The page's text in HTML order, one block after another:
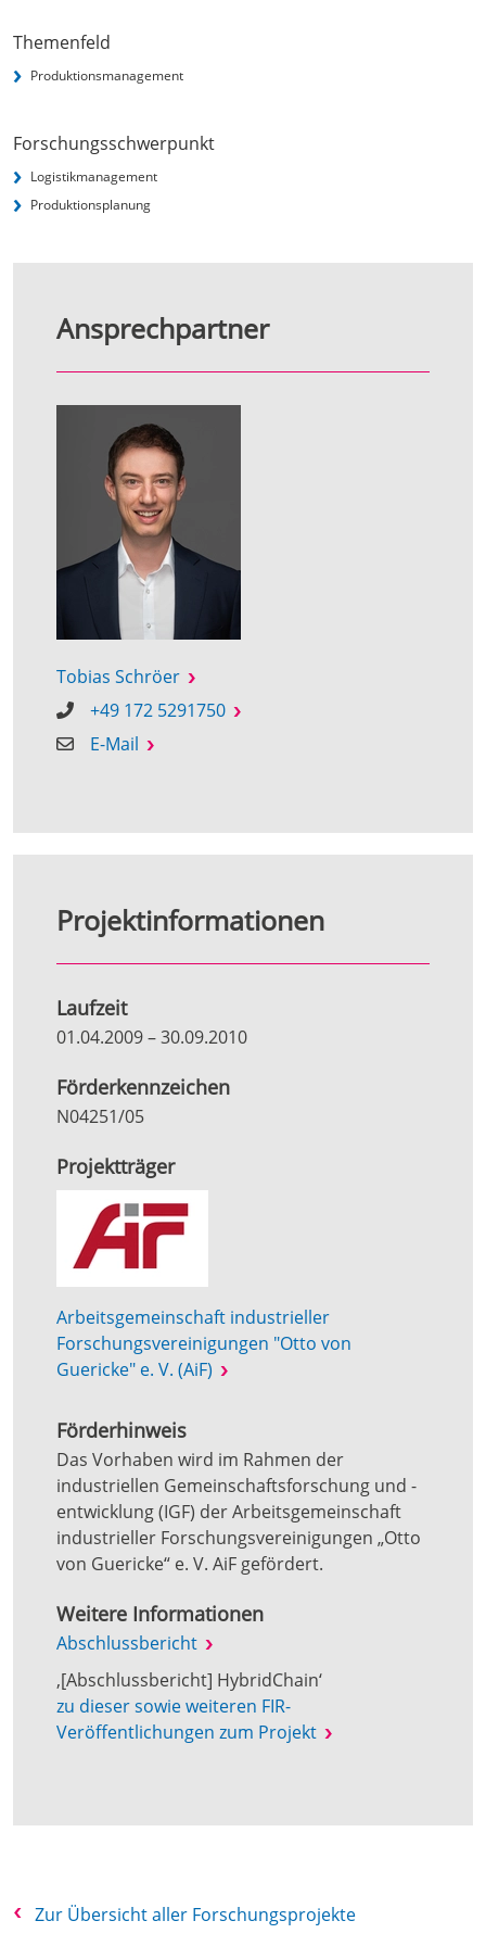
Themenfeld
Produktionsmanagement
Forschungsschwerpunkt
Logistikmanagement
Produktionsplanung
Ansprechpartner
Tobias Schröer
+49 172 5291750
E-Mail
Projektinformationen
Laufzeit
01.04.2009–30.09.2010
Förderkennzeichen
N04251/05
Projektträger
Arbeitsgemeinschaft industrieller
Forschungsvereinigungen "Otto von
Guericke" e. V. (AiF)
Förderhinweis
Das Vorhaben wird im Rahmen der
industriellen Gemeinschaftsforschung und -
entwicklung (IGF) der Arbeitsgemeinschaft
industrieller Forschungsvereinigungen „Otto
von Guericke“ e. V. AiF gefördert.
Weitere Informationen
Abschlussbericht
‚[Abschlussbericht] HybridChain‘
zu dieser sowie weiteren FIR-
Veröffentlichungen zum Projekt
Zur Übersicht aller Forschungsprojekte